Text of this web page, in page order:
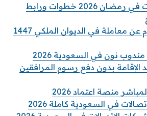
دخول الشاحنات في رمضان 2026 خطوات ورابط
طريقة الاستعلام عن معاملة في الديوان الملكي 1447
نون في السعودية 2026
بدون دفع رسوم المرافقين
منصة اعتماد 2026
في السعودية كاملة 2026